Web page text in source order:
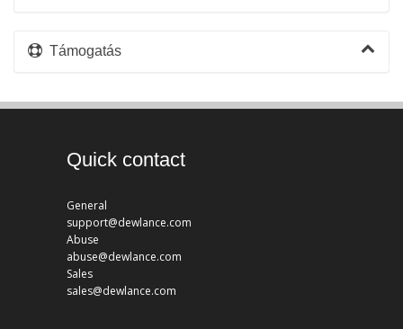
Támogatás
Quick contact
General
support@dewlance.com
Abuse
abuse@dewlance.com
Sales
sales@dewlance.com